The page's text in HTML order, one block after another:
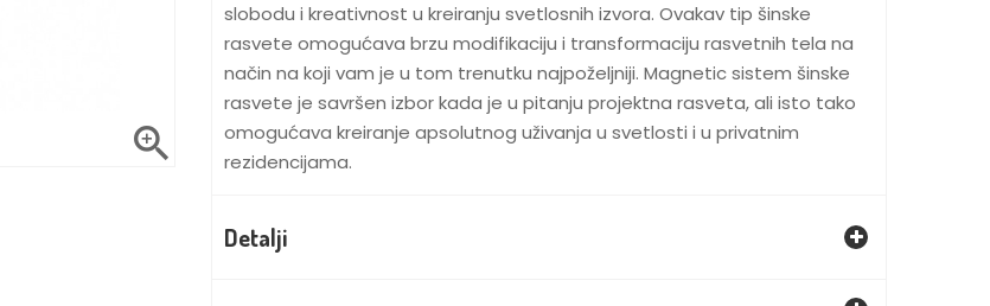

slobodu i kreativnost u kreiranju svetlosnih izvora. Ovakav tip šinske
rasvete omogućava brzu modifikaciju i transformaciju rasvetnih tela na
način na koji vam je u tom trenutku najpoželjniji. Magnetic sistem šinske
rasvete je savršen izbor kada je u pitanju projektna rasveta, ali isto tako
omogućava kreiranje apsolutnog uživanja u svetlosti i u privatnim
rezidencijama.
Detalji